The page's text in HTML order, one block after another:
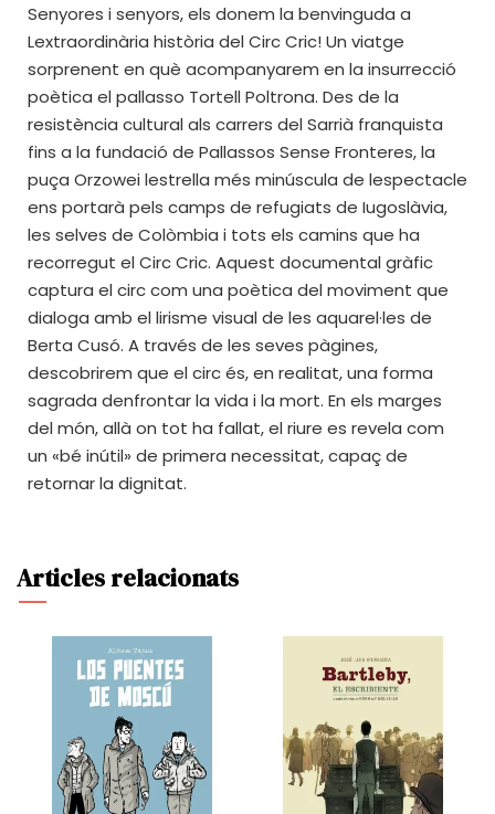
Senyores i senyors, els donem la benvinguda a
Lextraordinària història del Circ Cric! Un viatge
sorprenent en què acompanyarem en la insurrecció
poètica el pallasso Tortell Poltrona. Des de la
resistència cultural als carrers del Sarrià franquista
fins a la fundació de Pallassos Sense Fronteres, la
puça Orzowei lestrella més minúscula de lespectacle
ens portarà pels camps de refugiats de Iugoslàvia,
les selves de Colòmbia i tots els camins que ha
recorregut el Circ Cric. Aquest documental gràfic
captura el circ com una poètica del moviment que
dialoga amb el lirisme visual de les aquarel·les de
Berta Cusó. A través de les seves pàgines,
descobrirem que el circ és, en realitat, una forma
sagrada denfrontar la vida i la mort. En els marges
del món, allà on tot ha fallat, el riure es revela com
un «bé inútil» de primera necessitat, capaç de
retornar la dignitat.
Articles relacionats